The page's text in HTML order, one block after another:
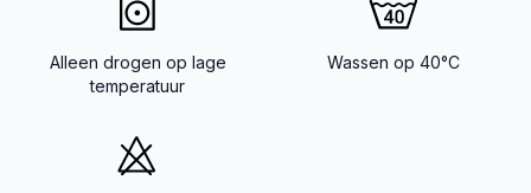
Alleen drogen op lage
temperatuur
Wassen op 40°C